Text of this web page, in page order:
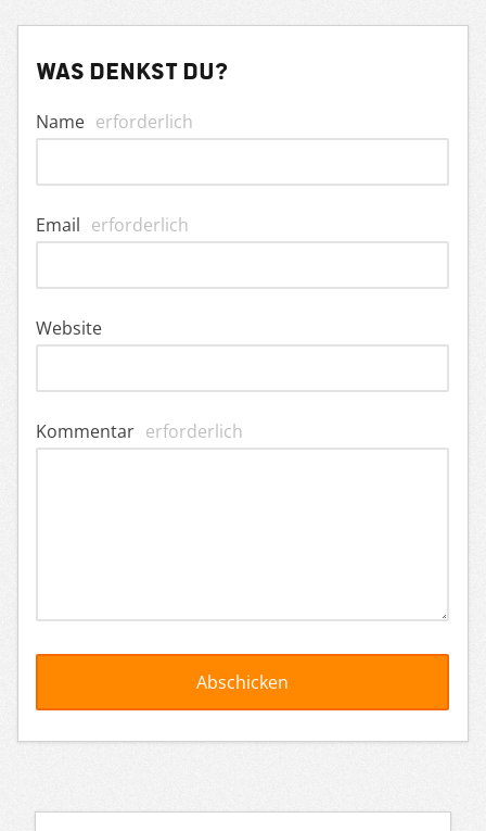
Was denkst du?
Name erforderlich
Email erforderlich
Website
Kommentar erforderlich